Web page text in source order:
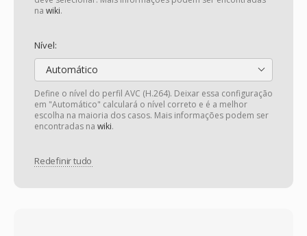
na wiki.
Nível:
Automático
Define o nível do perfil AVC (H.264). Deixar essa configuração
em "Automático" calculará o nível correto e é a melhor
escolha na maioria dos casos. Mais informações podem ser
encontradas na wiki.
Redefinir tudo